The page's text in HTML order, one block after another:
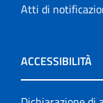
Atti di
ACCESSIBILITÀ